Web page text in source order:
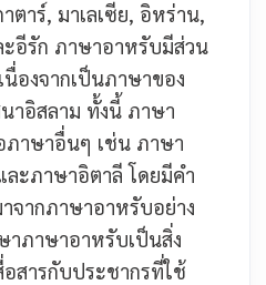
ตาร์, มาเลเซีย, อิหร่าน,
ะอีรัก ภาษาอาหรับมีส่วน
องจากเป็นภาษาของ
นาอิสลาม ทั้งนี้ ภาษา
าษาอื่นๆ เช่น ภาษา
ละภาษาอิตาลี โดยมีคำ
จากภาษาอาหรับอย่าง
าภาษาอาหรับเป็นสิ่ง
สารกับประชากรที่ใช้